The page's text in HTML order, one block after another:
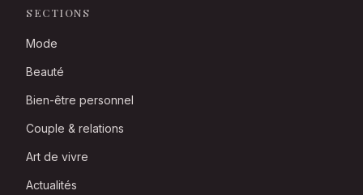
SECTIONS
Mode
Beauté
Bien-être personnel
Couple & relations
Art de vivre
Actualités